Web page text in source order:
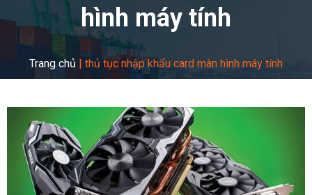
hình máy tính
Trang chủ | thủ tục nhập khẩu card màn hình máy tính